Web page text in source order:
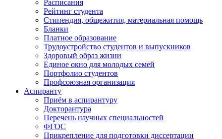
Расписания
Рейтинг студента
Стипендия, общежития, материальная помощь
Бланки
Платное образование
Трудоустройство студентов и выпускников
Здоровый образ жизни
Единое окно для молодых семей
Портфолио студентов
Профсоюзная организация
Аспиранту
Приём в аспирантуру
Докторантура
Перечень научных специальностей
ФГОС
Прикрепление для подготовки диссертации